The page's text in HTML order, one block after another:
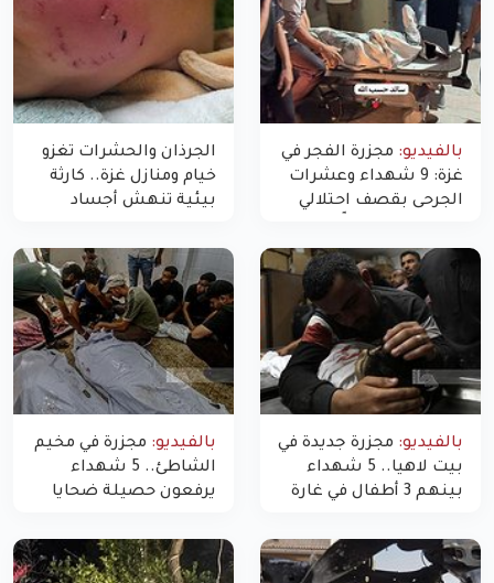
بالفيديو: مجزرة الفجر في
غزة: 9 شهداء وعشرات
الجرحى بقصف احتلالي
الجرذان والحشرات تغزو
خيام ومنازل غزة.. كارثة
بيئية تنهش أجساد
بالفيديو: مجزرة جديدة في
بيت لاهيا.. 5 شهداء
بينهم 3 أطفال في غارة
غزة
بالفيديو: مجزرة في مخيم
الشاطئ.. 5 شهداء
يرفعون حصيلة ضحايا